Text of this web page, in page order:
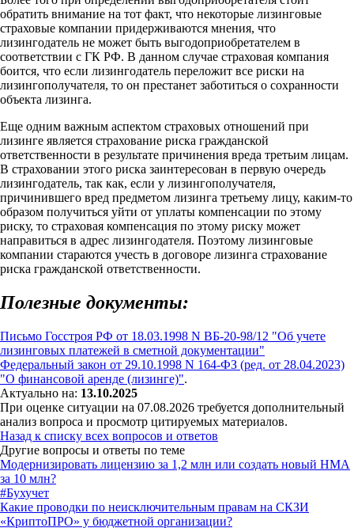
обратить внимание на тот факт, что некоторые лизинговые
страховые компании придерживаются мнения, что
лизингодатель не может быть выгодоприобретателем в
соответствии с ГК РФ. В данном случае страховая компания
боится, что если лизингодатель переложит все риски на
лизингополучателя, то он престанет заботиться о сохранности
объекта лизинга.
Еще одним важным аспектом страховых отношений при
лизинге является страхование риска гражданской
ответственности в результате причинения вреда третьим лицам.
В страховании этого риска заинтересован в первую очередь
лизингодатель, так как, если у лизингополучателя,
причинившего вред предметом лизинга третьему лицу, каким-то
образом получиться уйти от уплаты компенсации по этому
риску, то страховая компенсация по этому риску может
направиться в адрес лизингодателя. Поэтому лизинговые
компании стараются учесть в договоре лизинга страхование
риска гражданской ответственности.
Полезные документы:
Письмо Госстроя РФ от 18.03.1998 N ВБ-20-98/12 "Об учете
лизинговых платежей в сметной документации"
Федеральный закон от 29.10.1998 N 164-ФЗ (ред. от 28.04.2023)
"О финансовой аренде (лизинге)".
Актуально на: 13.10.2025
При оценке ситуации на 07.08.2026 требуется дополнительный
анализ вопроса и просмотр цитируемых материалов.
Назад к списку всех вопросов и ответов
Другие вопросы и ответы по теме
Модернизировать лицензию за 1,2 млн или создать новый НМА
за 10 млн?
#Бухучет
Какие проводки по неисключительным правам на СКЗИ
«КриптоПРО» у бюджетной организации?